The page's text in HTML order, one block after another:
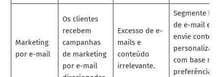
Marketing
por e-mail
Os clientes
recebem
campanhas
de marketing
por e-mail
Excesso de e-
mails e
conteúdo
irrelevante.
Segmente
de e-mail e
envie
com base nas
preferências